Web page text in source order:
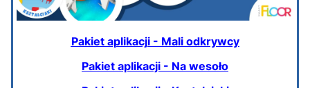
Pakiet aplikacji - Mali odkrywcy
Pakiet aplikacji - Na wesoło